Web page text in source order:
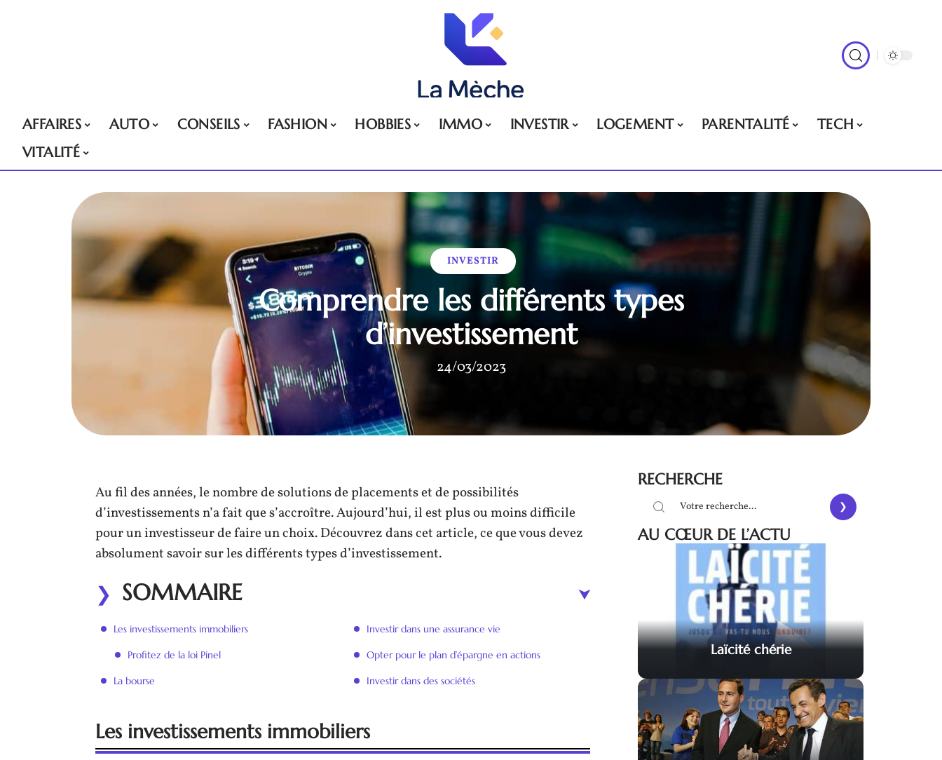
AFFAIRES AUTO CONSEILS FASHION HOBBIES IMMO INVESTIR LOGEMENT PARENTALITÉ
TECH
VITALITÉ
INVESTIR
Comprendre les différents types
d’investissement
24/03/2023
Au fil des années, le nombre de solutions de placements et de possibilités
d’investissements n’a fait que s’accroître. Aujourd’hui, il est plus ou moins difficile
pour un investisseur de faire un choix. Découvrez dans cet article, ce que vous devez
absolument savoir sur les différents types d’investissement.
SOMMAIRE
Les investissements immobiliers
Profitez de la loi Pinel
La bourse
Investir dans une assurance vie
Opter pour le plan d’épargne en actions
Investir dans des sociétés
Les investissements immobiliers
RECHERCHE
AU CŒUR DE L’ACTU
Laïcité chérie